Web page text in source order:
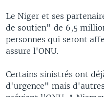
Le Niger et ses
de soutien" de 6,5
personnes qui seront
assure l'ONU.
Certains sinistrés ont
d'urgence" mais